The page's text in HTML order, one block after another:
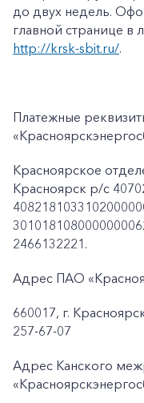
до двух недель.
главной странице в
http://krsk-sbit.ru/.
Платежные
Красноярское
Красноярск p/c
2466132221.
Адрес ПАО
660017, г.
257-67-07
Адрес Канского